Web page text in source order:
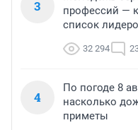
3
профессий —
список
32 294
4
По погоде 8
насколько
приметы